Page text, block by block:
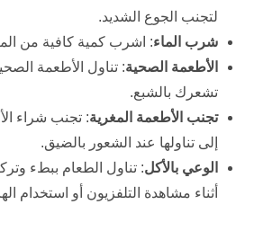
لتجنب الجوع الشديد.
شرب الماء: اشرب كمية كافية من
الأطعمة الصحية: تناول الأطعمة
تشعرك بالشبع.
تجنب الأطعمة المغرية: تجنب شراء
إلى تناولها عند الشعور بالضيق.
الوعي بالأكل: تناول الطعام ببطء
أثناء مشاهدة التلفزيون أو استخدام